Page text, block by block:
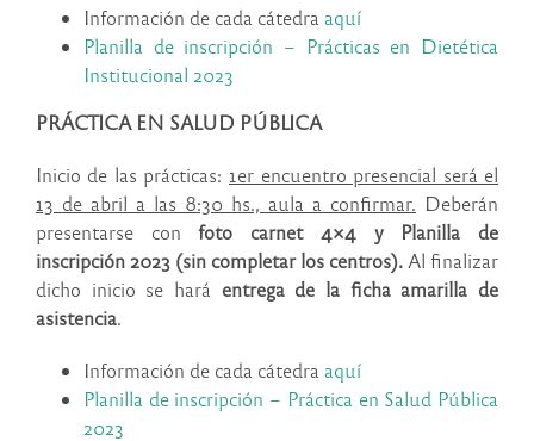
Información de cada cátedra aquí
Planilla de inscripción – Prácticas en Dietética
Institucional 2023
PRÁCTICA EN SALUD PÚBLICA
Inicio de las prácticas: 1er encuentro presencial será el
13 de abril a las 8:30 hs., aula a confirmar. Deberán
presentarse con foto carnet 4×4 y Planilla de
inscripción 2023 (sin completar los centros). Al finalizar
dicho inicio se hará entrega de la ficha amarilla de
asistencia.
Información de cada cátedra aquí
Planilla de inscripción – Práctica en Salud Pública
2023